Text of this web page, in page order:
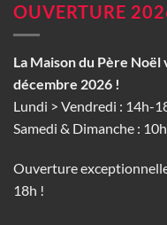
OUVERTURE
La Maison du Père
décembre 2026 !
Lundi > Vendredi : 14h-
Samedi & Dimanche :
Ouverture
18h !